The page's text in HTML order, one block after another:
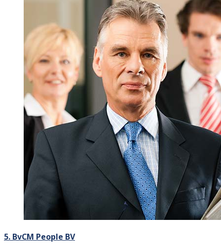
5. BvCM People BV